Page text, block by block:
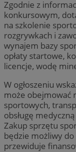
Zgodnie z
konkursowym,
na szkolenie
rozgrywkach i
wynajem bazy
opłaty startowe,
licencje, wodę
W ogłoszeniu
może obejmować
sportowych,
obsługę
Zakup sprzętu
będzie możliwy
przewiduje